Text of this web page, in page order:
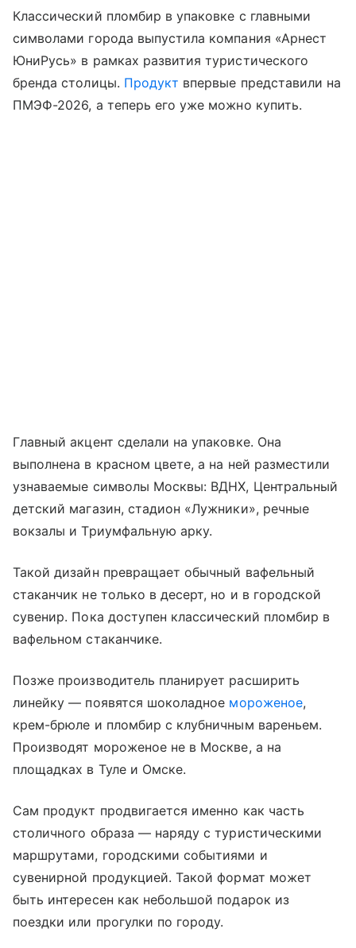
Классический пломбир в упаковке с главными
символами города выпустила компания «Арнест
ЮниРусь» в рамках развития туристического
бренда столицы. Продукт впервые представили на
ПМЭФ-2026, а теперь его уже можно купить.
Главный акцент сделали на упаковке. Она
выполнена в красном цвете, а на ней разместили
узнаваемые символы Москвы: ВДНХ, Центральный
детский магазин, стадион «Лужники», речные
вокзалы и Триумфальную арку.
Такой дизайн превращает обычный вафельный
стаканчик не только в десерт, но и в городской
сувенир. Пока доступен классический пломбир в
вафельном стаканчике.
Позже производитель планирует расширить
линейку — появятся шоколадное мороженое,
крем-брюле и пломбир с клубничным вареньем.
Производят мороженое не в Москве, а на
площадках в Туле и Омске.
Сам продукт продвигается именно как часть
столичного образа — наряду с туристическими
маршрутами, городскими событиями и
сувенирной продукцией. Такой формат может
быть интересен как небольшой подарок из
поездки или прогулки по городу.